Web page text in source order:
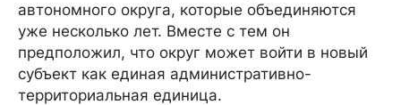
автономного округа, которые объединяются
уже несколько лет. Вместе с тем он
предположил, что округ может войти в новый
субъект как единая административно-
территориальная единица.